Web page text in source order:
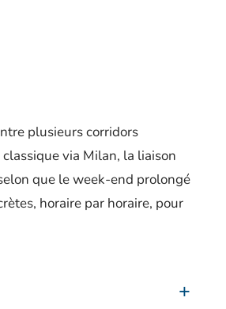
plusieurs corridors
via Milan, la liaison
que le week-end prolongé
horaire par horaire, pour